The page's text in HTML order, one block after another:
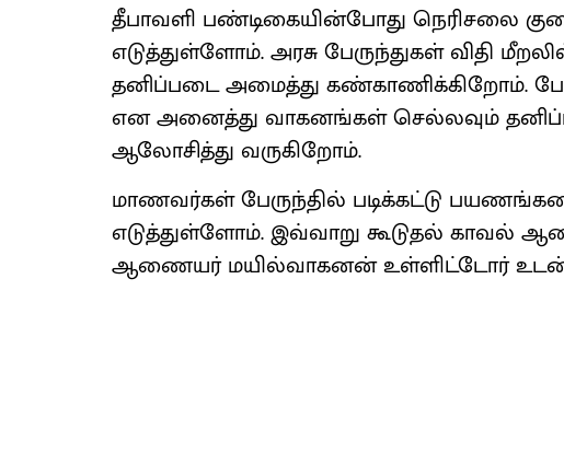
தீபாவளி பண்டிகையின்போது நெரிசலை
எடுத்துள்ளோம். அரசு பேருந்துகள் விதி
தனிப்படை அமைத்து கண்காணிக்கிறோம்.
என அனைத்து வாகனங்கள் செல்லவும்
ஆலோசித்து வருகிறோம்.
மாணவர்கள் பேருந்தில் படிக்கட்டு
எடுத்துள்ளோம். இவ்வாறு கூடுதல் காவல்
ஆணையர் மயில்வாகனன் உள்ளிட்டோர் உடன்